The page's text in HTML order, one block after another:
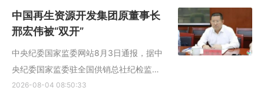
站星期二（8月4日）公布，上半年全国纪
检监察机关共接收涉及纪检监察干部问题
中国再生资源开发集团原董事长
邢宏伟被“双开”
中央纪委国家监委网站8月3日通报，据中
央纪委国家监委驻全国供销总社纪检监察
组、广东省纪委监委消息：日前，经中央
2026-08-04 08:50:33